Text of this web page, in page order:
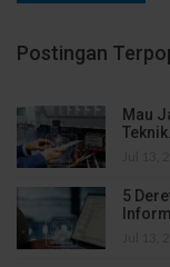
Postingan
Mau
Teknik…
5